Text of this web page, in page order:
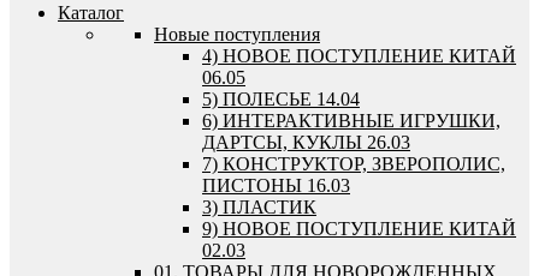
Каталог
Новые поступления
4) НОВОЕ ПОСТУПЛЕНИЕ КИТАЙ
06.05
5) ПОЛЕСЬЕ 14.04
6) ИНТЕРАКТИВНЫЕ ИГРУШКИ,
ДАРТСЫ, КУКЛЫ 26.03
7) КОНСТРУКТОР, ЗВЕРОПОЛИС,
ПИСТОНЫ 16.03
3) ПЛАСТИК
9) НОВОЕ ПОСТУПЛЕНИЕ КИТАЙ
02.03
01. ТОВАРЫ ДЛЯ НОВОРОЖДЕННЫХ